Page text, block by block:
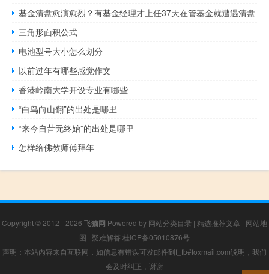
基金清盘愈演愈烈？有基金经理才上任37天在管基金就遭遇清盘
三角形面积公式
电池型号大小怎么划分
以前过年有哪些感觉作文
香港岭南大学开设专业有哪些
“白鸟向山翻”的出处是哪里
“来今自昔无终始”的出处是哪里
怎样给佛教师傅拜年
Copyright © 2012 - 2026 飞猫网 Powered by 网站分类目录 | 精选推荐文章 | 网站地
图 | 疑难解答 桂ICP备05010876号
声明：本站内容来自互联网，如信息有错误可发邮件到f_fb#foxmail.com说明，我们
会及时纠正，谢谢